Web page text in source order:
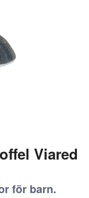
Viared
för barn.